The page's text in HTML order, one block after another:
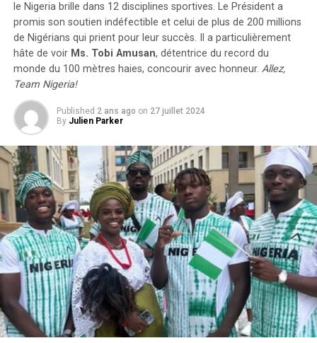
le Nigeria brille dans 12 disciplines sportives. Le Président a
promis son soutien indéfectible et celui de plus de 200 millions
de Nigérians qui prient pour leur succès. Il a particulièrement
hâte de voir Ms. Tobi Amusan, détentrice du record du
monde du 100 mètres haies, concourir avec honneur. Allez,
Team Nigeria!
Published 2 ans ago on 27 juillet 2024
By Julien Parker